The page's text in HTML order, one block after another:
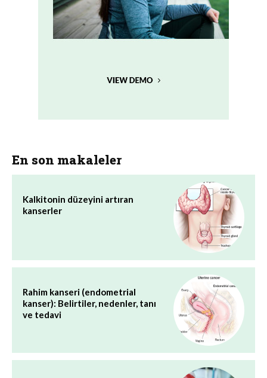
En son makaleler
Kalkitonin düzeyini artıran
kanserler
Rahim kanseri (endometrial
kanser): Belirtiler, nedenler, tanı
ve tedavi